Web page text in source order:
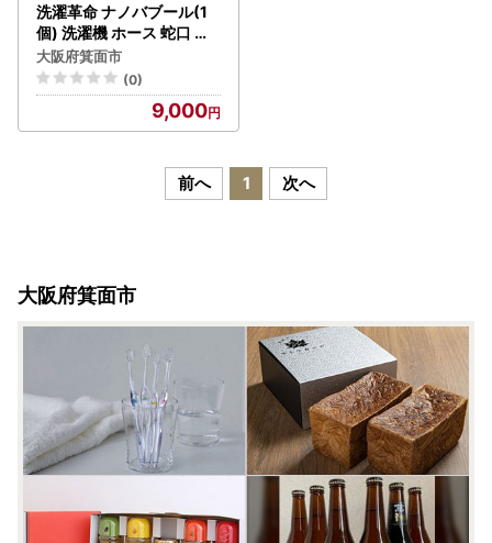
洗濯革命 ナノバブール(1
個) 洗濯機 ホース 蛇口 給
水ホース アタッチメント
全自動洗濯機用 ドラム式
簡単取付 ナノバブル 洗浄
消臭 ナノバブル洗浄 洗濯
洗濯槽 掃除 【m75-03】
大阪府箕面市
(0)
9,000
前へ 1 次へ
大阪府箕面市